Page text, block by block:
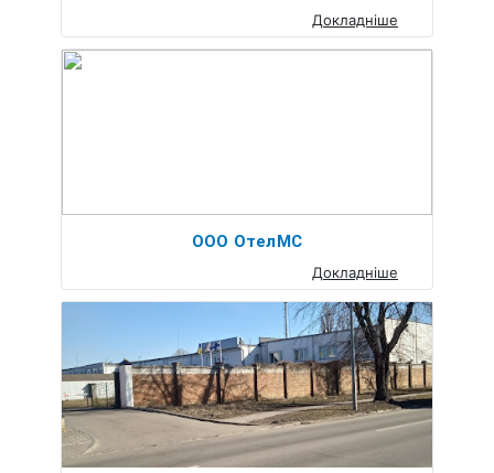
Докладніше
ООО ОтелМС
Докладніше